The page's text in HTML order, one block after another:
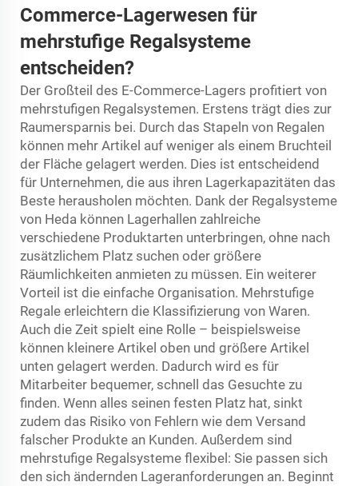
Commerce-Lagerwesen für
mehrstufige Regalsysteme
entscheiden?
Der Großteil des E-Commerce-Lagers profitiert von
mehrstufigen Regalsystemen. Erstens trägt dies zur
Raumersparnis bei. Durch das Stapeln von Regalen
können mehr Artikel auf weniger als einem Bruchteil
der Fläche gelagert werden. Dies ist entscheidend
für Unternehmen, die aus ihren Lagerkapazitäten das
Beste herausholen möchten. Dank der Regalsysteme
von Heda können Lagerhallen zahlreiche
verschiedene Produktarten unterbringen, ohne nach
zusätzlichem Platz suchen oder größere
Räumlichkeiten anmieten zu müssen. Ein weiterer
Vorteil ist die einfache Organisation. Mehrstufige
Regale erleichtern die Klassifizierung von Waren.
Auch die Zeit spielt eine Rolle – beispielsweise
können kleinere Artikel oben und größere Artikel
unten gelagert werden. Dadurch wird es für
Mitarbeiter bequemer, schnell das Gesuchte zu
finden. Wenn alles seinen festen Platz hat, sinkt
zudem das Risiko von Fehlern wie dem Versand
falscher Produkte an Kunden. Außerdem sind
mehrstufige Regalsysteme flexibel: Sie passen sich
den sich ändernden Lageranforderungen an. Beginnt